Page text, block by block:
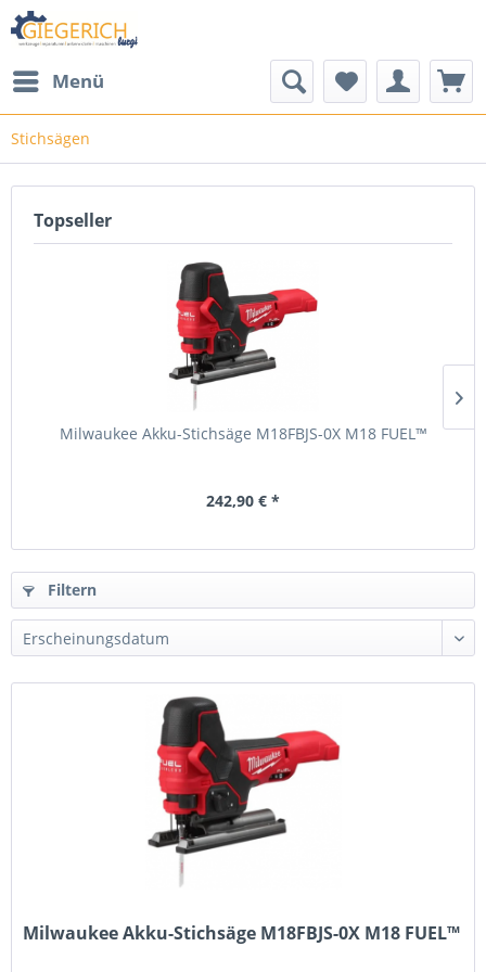
Menü
Stichsägen
Topseller
Milwaukee Akku-Stichsäge M18FBJS-0X M18 FUEL™
242,90 € *
Filtern
Milwaukee Akku-Stichsäge M18FBJS-0X M18 FUEL™